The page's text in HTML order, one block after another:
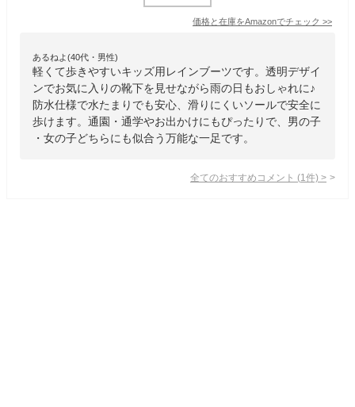
価格と在庫をAmazonでチェック >>
あるねよ(40代・男性)
軽くて歩きやすいキッズ用レインブーツです。透明デザイ
ンでお気に入りの靴下を見せながら雨の日もおしゃれに♪
防水仕様で水たまりでも安心、滑りにくいソールで安全に
歩けます。通園・通学やお出かけにもぴったりで、男の子
・女の子どちらにも似合う万能な一足です。
全てのおすすめコメント (1 件) >